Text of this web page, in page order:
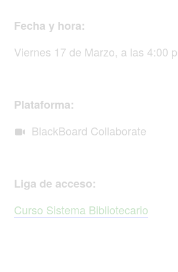
Fecha y hora:
Viernes 17 de Marzo, a las 4:00
Plataforma:
 BlackBoard Collaborate
Liga de acceso:
Curso Sistema Bibliotecario